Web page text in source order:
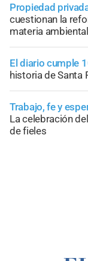
Propiedad
cuestionan la
materia ambiental
El diario cumple
historia de Santa
Trabajo, fe y
La celebración
de fieles